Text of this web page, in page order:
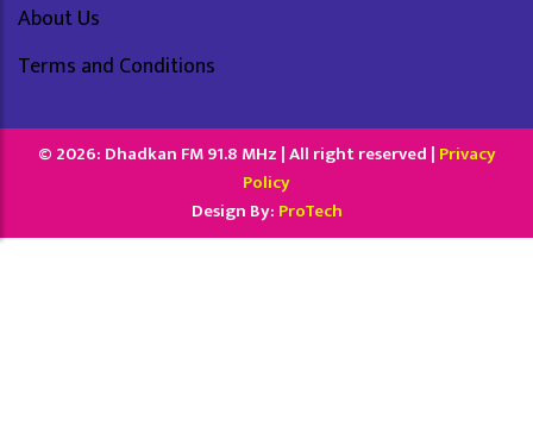
About Us
Terms and Conditions
© 2026: Dhadkan FM 91.8 MHz | All right reserved | Privacy
Policy
Design By: ProTech